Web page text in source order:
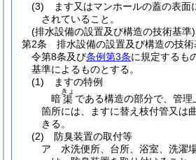
(3)
ます又はマンホールの蓋の表面
されていること。
(排水設備の設置及び構造の技術基準)
第2条
排水設備の設置及び構造の技
令第8条及び条例第3条に規定するも
基準によるものとする。
(1)
ますの特例
暗渠
きょ
である構造の部分で、管
箇所には、ますに替え枝付管又は
きる。
(2)
防臭装置の取付等
ア
水洗便所、台所、浴室、洗濯